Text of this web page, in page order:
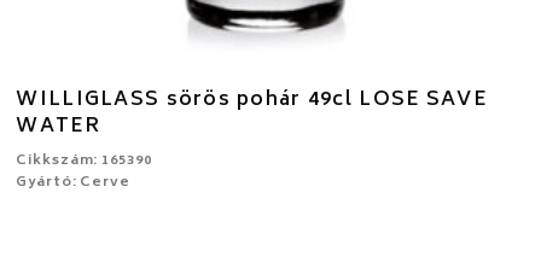
WILLIGLASS sörös pohár 49cl LOSE SAVE
WATER
Cikkszám: 165390
Gyártó: Cerve